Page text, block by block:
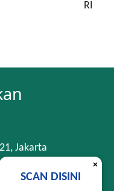
RI
Jakarta
×
SCAN DISINI